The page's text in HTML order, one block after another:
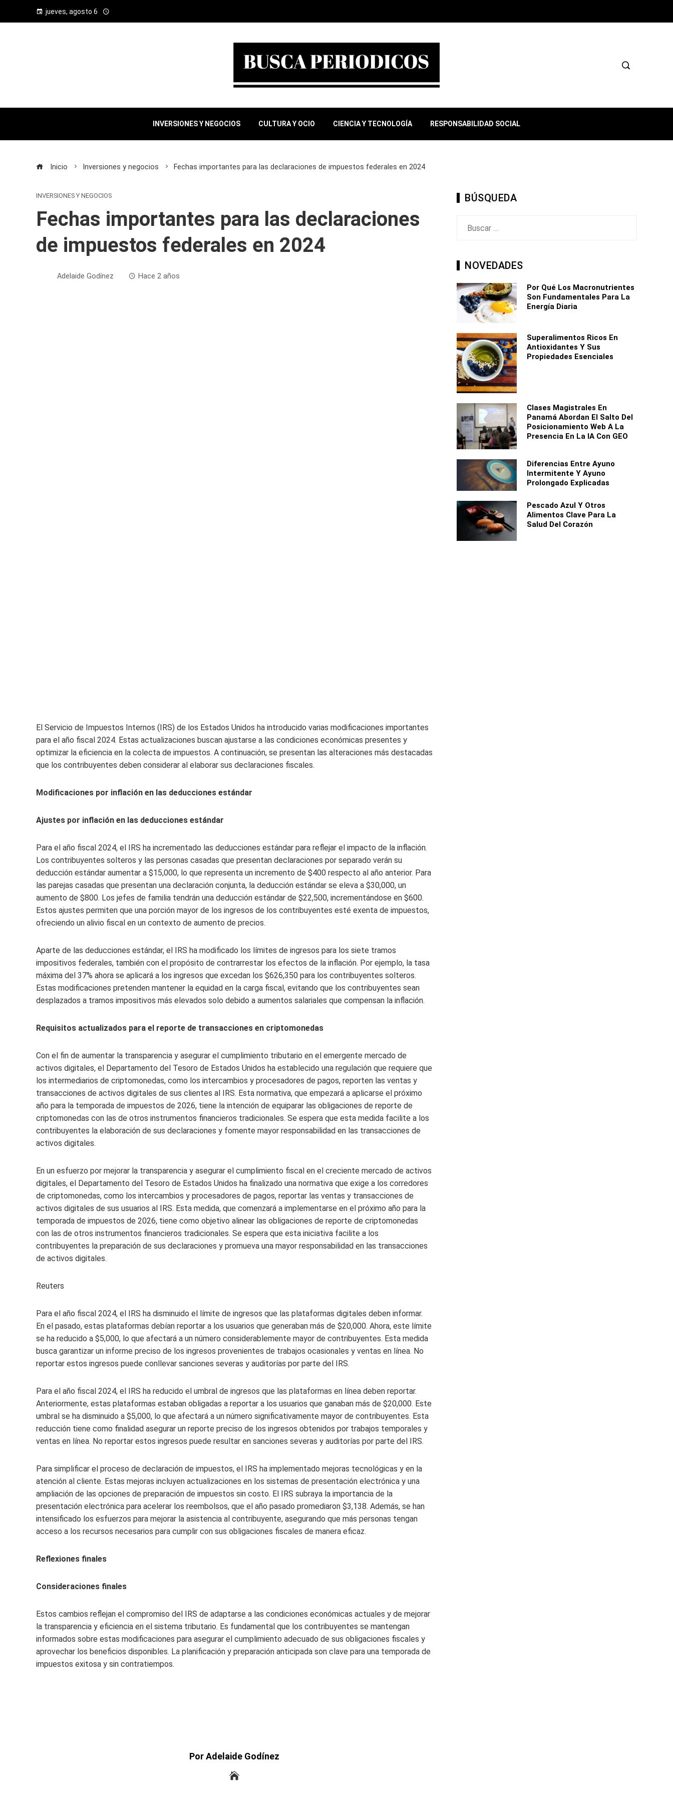
jueves, agosto 6
INVERSIONES Y NEGOCIOS CULTURA Y OCIO CIENCIA Y TECNOLOGÍA RESPONSABILIDAD SOCIAL
Inicio Inversiones y negocios Fechas importantes para las declaraciones de impuestos federales en 2024
INVERSIONES Y NEGOCIOS
Fechas importantes para las declaraciones
de impuestos federales en 2024
Adelaide Godínez Hace 2 años
El Servicio de Impuestos Internos (IRS) de los Estados Unidos ha introducido varias modificaciones importantes
para el año fiscal 2024. Estas actualizaciones buscan ajustarse a las condiciones económicas presentes y
optimizar la eficiencia en la colecta de impuestos. A continuación, se presentan las alteraciones más destacadas
que los contribuyentes deben considerar al elaborar sus declaraciones fiscales.
Modificaciones por inflación en las deducciones estándar
Ajustes por inflación en las deducciones estándar
Para el año fiscal 2024, el IRS ha incrementado las deducciones estándar para reflejar el impacto de la inflación.
Los contribuyentes solteros y las personas casadas que presentan declaraciones por separado verán su
deducción estándar aumentar a $15,000, lo que representa un incremento de $400 respecto al año anterior. Para
las parejas casadas que presentan una declaración conjunta, la deducción estándar se eleva a $30,000, un
aumento de $800. Los jefes de familia tendrán una deducción estándar de $22,500, incrementándose en $600.
Estos ajustes permiten que una porción mayor de los ingresos de los contribuyentes esté exenta de impuestos,
ofreciendo un alivio fiscal en un contexto de aumento de precios.
Aparte de las deducciones estándar, el IRS ha modificado los límites de ingresos para los siete tramos
impositivos federales, también con el propósito de contrarrestar los efectos de la inflación. Por ejemplo, la tasa
máxima del 37% ahora se aplicará a los ingresos que excedan los $626,350 para los contribuyentes solteros.
Estas modificaciones pretenden mantener la equidad en la carga fiscal, evitando que los contribuyentes sean
desplazados a tramos impositivos más elevados solo debido a aumentos salariales que compensan la inflación.
Requisitos actualizados para el reporte de transacciones en criptomonedas
Con el fin de aumentar la transparencia y asegurar el cumplimiento tributario en el emergente mercado de
activos digitales, el Departamento del Tesoro de Estados Unidos ha establecido una regulación que requiere que
los intermediarios de criptomonedas, como los intercambios y procesadores de pagos, reporten las ventas y
transacciones de activos digitales de sus clientes al IRS. Esta normativa, que empezará a aplicarse el próximo
año para la temporada de impuestos de 2026, tiene la intención de equiparar las obligaciones de reporte de
criptomonedas con las de otros instrumentos financieros tradicionales. Se espera que esta medida facilite a los
contribuyentes la elaboración de sus declaraciones y fomente mayor responsabilidad en las transacciones de
activos digitales.
En un esfuerzo por mejorar la transparencia y asegurar el cumplimiento fiscal en el creciente mercado de activos
digitales, el Departamento del Tesoro de Estados Unidos ha finalizado una normativa que exige a los corredores
de criptomonedas, como los intercambios y procesadores de pagos, reportar las ventas y transacciones de
activos digitales de sus usuarios al IRS. Esta medida, que comenzará a implementarse en el próximo año para la
temporada de impuestos de 2026, tiene como objetivo alinear las obligaciones de reporte de criptomonedas
con las de otros instrumentos financieros tradicionales. Se espera que esta iniciativa facilite a los
contribuyentes la preparación de sus declaraciones y promueva una mayor responsabilidad en las transacciones
de activos digitales.
Reuters
Para el año fiscal 2024, el IRS ha disminuido el límite de ingresos que las plataformas digitales deben informar.
En el pasado, estas plataformas debían reportar a los usuarios que generaban más de $20,000. Ahora, este límite
se ha reducido a $5,000, lo que afectará a un número considerablemente mayor de contribuyentes. Esta medida
busca garantizar un informe preciso de los ingresos provenientes de trabajos ocasionales y ventas en línea. No
reportar estos ingresos puede conllevar sanciones severas y auditorías por parte del IRS.
Para el año fiscal 2024, el IRS ha reducido el umbral de ingresos que las plataformas en línea deben reportar.
Anteriormente, estas plataformas estaban obligadas a reportar a los usuarios que ganaban más de $20,000. Este
umbral se ha disminuido a $5,000, lo que afectará a un número significativamente mayor de contribuyentes. Esta
reducción tiene como finalidad asegurar un reporte preciso de los ingresos obtenidos por trabajos temporales y
ventas en línea. No reportar estos ingresos puede resultar en sanciones severas y auditorías por parte del IRS.
Para simplificar el proceso de declaración de impuestos, el IRS ha implementado mejoras tecnológicas y en la
atención al cliente. Estas mejoras incluyen actualizaciones en los sistemas de presentación electrónica y una
ampliación de las opciones de preparación de impuestos sin costo. El IRS subraya la importancia de la
presentación electrónica para acelerar los reembolsos, que el año pasado promediaron $3,138. Además, se han
intensificado los esfuerzos para mejorar la asistencia al contribuyente, asegurando que más personas tengan
acceso a los recursos necesarios para cumplir con sus obligaciones fiscales de manera eficaz.
Reflexiones finales
Consideraciones finales
Estos cambios reflejan el compromiso del IRS de adaptarse a las condiciones económicas actuales y de mejorar
la transparencia y eficiencia en el sistema tributario. Es fundamental que los contribuyentes se mantengan
informados sobre estas modificaciones para asegurar el cumplimiento adecuado de sus obligaciones fiscales y
aprovechar los beneficios disponibles. La planificación y preparación anticipada son clave para una temporada de
impuestos exitosa y sin contratiempos.
Por Adelaide Godínez
BÚSQUEDA
NOVEDADES
Por Qué Los Macronutrientes
Son Fundamentales Para La
Energía Diaria
Superalimentos Ricos En
Antioxidantes Y Sus
Propiedades Esenciales
Clases Magistrales En
Panamá Abordan El Salto Del
Posicionamiento Web A La
Presencia En La IA Con GEO
Diferencias Entre Ayuno
Intermitente Y Ayuno
Prolongado Explicadas
Pescado Azul Y Otros
Alimentos Clave Para La
Salud Del Corazón